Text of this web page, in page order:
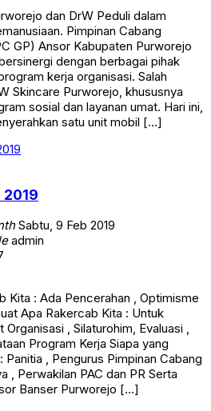
dan DrW Peduli dalam
Pimpinan Cabang
GP) Ansor Kabupaten Purworejo
dengan berbagai pihak
kerja organisasi. Salah
Skincare Purworejo, khususnya
sosial dan layanan umat. Hari ini,
satu unit mobil […]
2019
Sabtu, 9 Feb 2019
admin
Kita : Ada Pencerahan , Optimisme
Apa Rakercab Kita : Untuk
, Silaturohim, Evaluasi ,
Program Kerja Siapa yang
Panitia , Pengurus Pimpinan Cabang
, Perwakilan PAC dan PR Serta
Banser Purworejo […]